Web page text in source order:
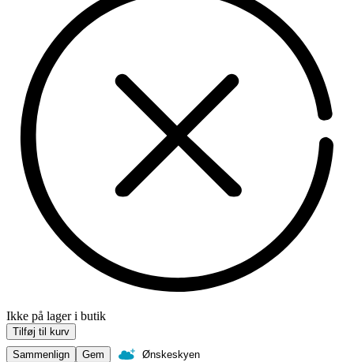
Ikke på lager i butik
Tilføj til kurv
Sammenlign
Gem Ønskeskyen